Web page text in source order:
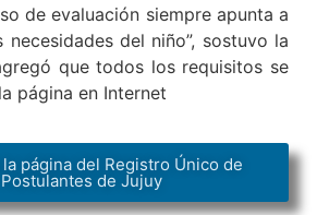
de evaluación siempre apunta a
del niño”, sostuvo la
que todos los requisitos se
página en Internet
página del Registro Único de
Postulantes de Jujuy